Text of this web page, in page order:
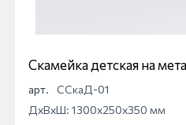
Скамейка детская на
ССкаД-01
арт.
ССкаД-01
ДхВхШ: 1300x250x350 мм